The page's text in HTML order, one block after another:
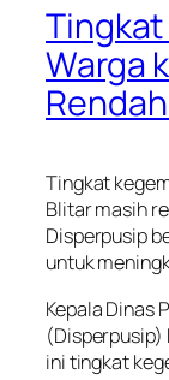
Warga
Tingkat
Blitar masih
Disperpusip
untuk
Kepala Dinas
(Disperpusip)
ini tingkat